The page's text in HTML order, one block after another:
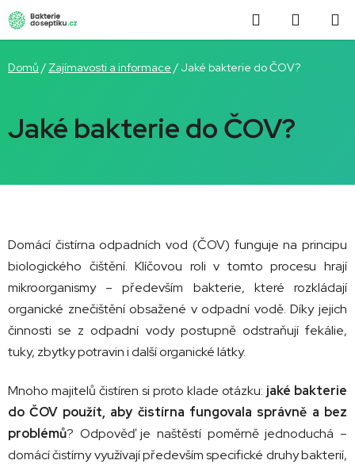
Přejít
na
obsah
Hledat
KOŠÍK
Domů / Zajímavosti a informace / Jaké bakterie do ČOV?
Jaké bakterie do ČOV?
Domácí čistírnaodpadníchvod (ČOV) fungujenaprincipu
biologického čištění.Klíčovou roliv tomtoprocesuhrají
mikroorganismy –především bakterie, kterérozkládají
organické znečištěníobsažené vodpadní vodě.Díkyjejich
činnostise zodpadní vody postupně odstraňujífekálie,
tuky, zbytkypotravinidalšíorganickélátky.
Mnoho majitelů čistíren si proto klade otázku: jaké bakterie
doČOV použít, aby čistírna fungovala správně a bez
problémů? Odpověďjenaštěstí poměrnějednoduchá –
domácíčistírnyvyužívajípředevšímspecifické druhybakterií,